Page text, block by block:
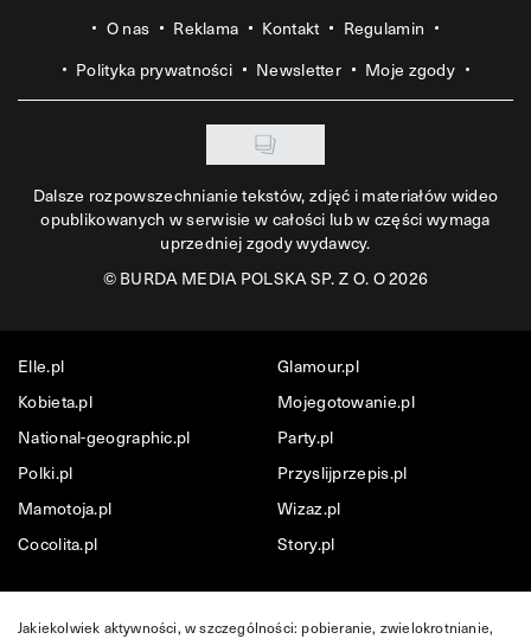
O nas Reklama Kontakt
Regulamin
Polityka prywatności
Newsletter Moje zgody
Dalsze rozpowszechnianie tekstów, zdjęć i materiałów wideo
opublikowanych w serwisie w całości lub w części wymaga
uprzedniej zgody wydawcy.
©BURDA MEDIA POLSKA SP. Z O. O 2026
Elle.pl
Glamour.pl
Kobieta.pl
Mojegotowanie.pl
National-geographic.pl
Party.pl
Polki.pl
Przyslijprzepis.pl
Mamotoja.pl
Wizaz.pl
Cocolita.pl
Story.pl
Jakiekolwiek aktywności, w szczególności: pobieranie, zwielokrotnianie,